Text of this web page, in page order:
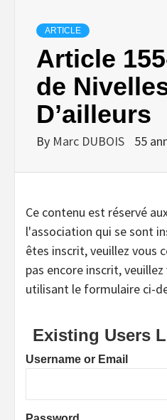
ARTICLE
Article
de
D’ailleurs
By Marc DUBOIS 55
Ce contenu est réservé
l'association qui se sont
êtes inscrit, veuillez vous
pas encore inscrit,
utilisant le formulaire ci-
Existing Users
Username or Email